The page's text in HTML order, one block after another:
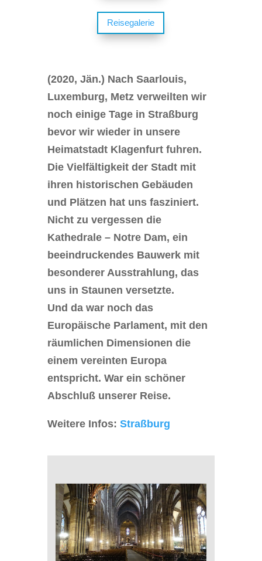
Reisegalerie
(2020, Jän.) Nach Saarlouis,
Luxemburg, Metz verweilten wir
noch einige Tage in Straßburg
bevor wir wieder in unsere
Heimatstadt Klagenfurt fuhren.
Die Vielfältigkeit der Stadt mit
ihren historischen Gebäuden
und Plätzen hat uns fasziniert.
Nicht zu vergessen die
Kathedrale – Notre Dam, ein
beeindruckendes Bauwerk mit
besonderer Ausstrahlung, das
uns in Staunen versetzte.
Und da war noch das
Europäische Parlament, mit den
räumlichen Dimensionen die
einem vereinten Europa
entspricht. War ein schöner
Abschluß unserer Reise.
Weitere Infos: Straßburg